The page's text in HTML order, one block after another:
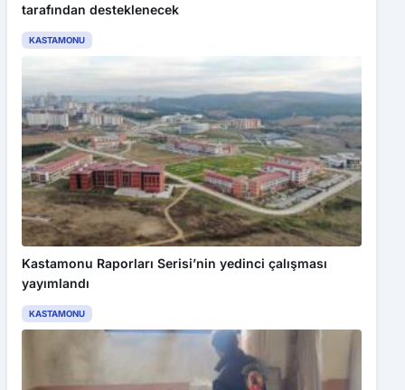
tarafından desteklenecek
KASTAMONU
Kastamonu Raporları Serisi’nin yedinci çalışması
yayımlandı
KASTAMONU